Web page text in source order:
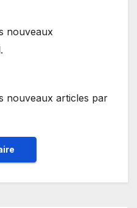
nouveaux
nouveaux articles par